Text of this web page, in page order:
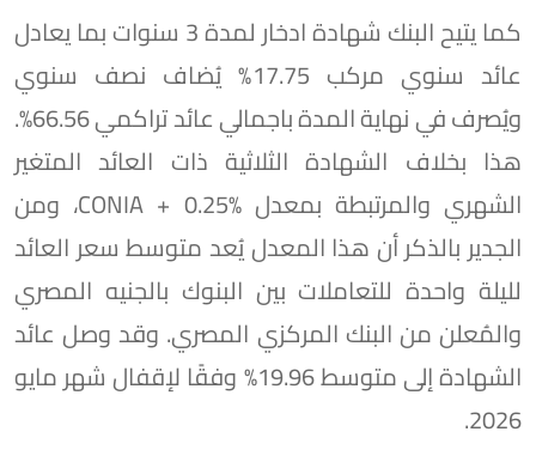
كما يتيح البنك شهادة ادخار لمدة 3 سنوات بما يعادل
عائد سنوي مركب 17.75% يُضاف نصف سنوي
ويُصرف في نهاية المدة باجمالي عائد تراكمي 66.56%.
هذا بخلاف الشهادة الثلاثية ذات العائد المتغير
الشهري والمرتبطة بمعدل CONIA + 0.25%، ومن
الجدير بالذكر أن هذا المعدل يُعد متوسط سعر العائد
لليلة واحدة للتعاملات بين البنوك بالجنيه المصري
والمُعلن من البنك المركزي المصري. وقد وصل عائد
الشهادة إلى متوسط 19.96% وفقًا لإقفال شهر مايو
2026.